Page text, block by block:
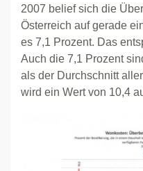
2007 belief sich die
Österreich auf gerade
es 7,1 Prozent. Das
Auch die 7,1 Prozent
als der Durchschnitt
wird ein Wert von 10,4